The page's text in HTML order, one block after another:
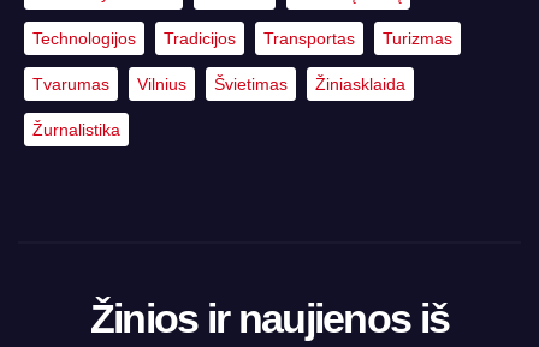
Technologijos Tradicijos Transportas Turizmas
Tvarumas Vilnius Švietimas Žiniasklaida
Žurnalistika
Žinios ir naujienos iš